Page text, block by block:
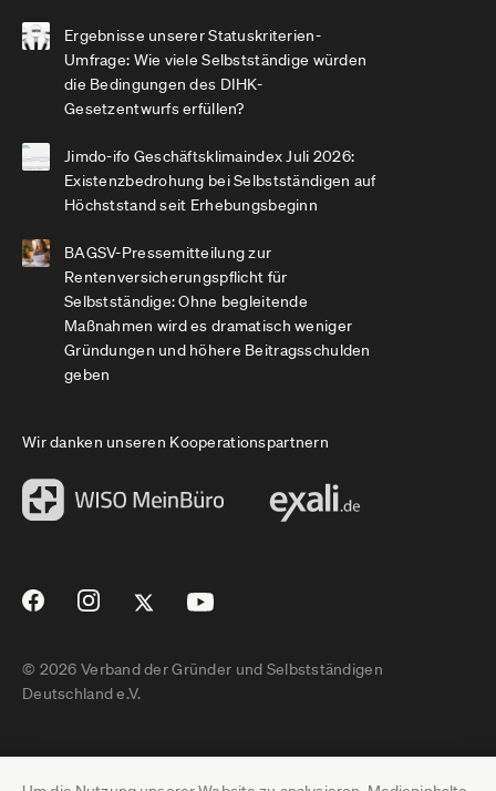
Ergebnisse unserer Statuskriterien-
Umfrage: Wie viele Selbstständige würden
die Bedingungen des DIHK-
Gesetzentwurfs erfüllen?
Jimdo-ifo Geschäftsklimaindex Juli 2026:
Existenzbedrohung bei Selbstständigen auf
Höchststand seit Erhebungsbeginn
BAGSV-Pressemitteilung zur
Rentenversicherungspflicht für
Selbstständige: Ohne begleitende
Maßnahmen wird es dramatisch weniger
Gründungen und höhere Beitragsschulden
geben
Wir danken unseren Kooperationspartnern
© 2026 Verband der Gründer und Selbstständigen
Deutschland e.V.
Impressum